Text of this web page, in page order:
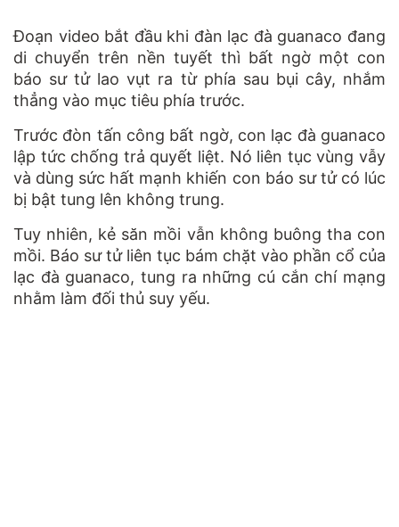
Đoạn video bắt đầu khi đàn lạc đà guanaco đang
di chuyển trên nền tuyết thì bất ngờ một con
báo sư tử lao vụt ra từ phía sau bụi cây, nhắm
thẳng vào mục tiêu phía trước.
Trước đòn tấn công bất ngờ, con lạc đà guanaco
lập tức chống trả quyết liệt. Nó liên tục vùng vẫy
và dùng sức hất mạnh khiến con báo sư tử có lúc
bị bật tung lên không trung.
Tuy nhiên, kẻ săn mồi vẫn không buông tha con
mồi. Báo sư tử liên tục bám chặt vào phần cổ của
lạc đà guanaco, tung ra những cú cắn chí mạng
nhằm làm đối thủ suy yếu.